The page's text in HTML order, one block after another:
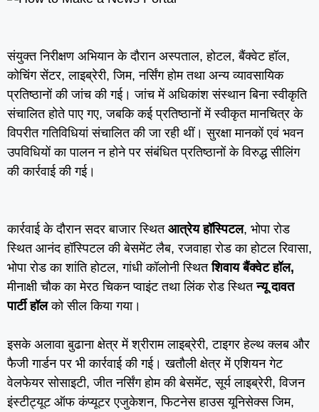
संयुक्त निरीक्षण अभियान के दौरान अस्पताल, होटल, बैंक्वेट हॉल,
कोचिंग सेंटर, लाइब्रेरी, जिम, नर्सिंग होम तथा अन्य व्यावसायिक
प्रतिष्ठानों की जांच की गई। जांच में अधिकांश संस्थान बिना स्वीकृति
संचालित होते पाए गए, जबकि कई प्रतिष्ठानों में स्वीकृत मानचित्र के
विपरीत गतिविधियां संचालित की जा रही थीं। सुरक्षा मानकों एवं भवन
उपविधियों का पालन न होने पर संबंधित प्रतिष्ठानों के विरुद्ध सीलिंग
की कार्रवाई की गई।
कार्रवाई के दौरान सदर बाजार स्थित आत्रेय हॉस्पिटल, भोपा रोड
स्थित आनंद हॉस्पिटल की बेसमेंट लैब, रजवाहा रोड का होटल रिवासा,
भोपा रोड का शांति होटल, गांधी कॉलोनी स्थितशिवाय बैंक्वेट हॉल,
मीनाक्षी चौक का मेरठ चिकन प्वाइंट तथा लिंक रोड स्थितन्यू दावत
पार्टी हॉलको सील किया गया।
इसके अलावा बुढाना क्षेत्र में श्रीराम लाइब्रेरी, टाइगर हेल्थ क्लब और
फैजी गार्डन पर भी कार्रवाई की गई। खतौली क्षेत्र में एशियन गेट
वेलफेयर सोसाइटी, जीत नर्सिंग होम की बेसमेंट, सूर्य लाइब्रेरी, विजन
इंस्टीट्यूट ऑफ कंप्यूटर एजुकेशन, फिटनेस हाउस यूनिसेक्स जिम,